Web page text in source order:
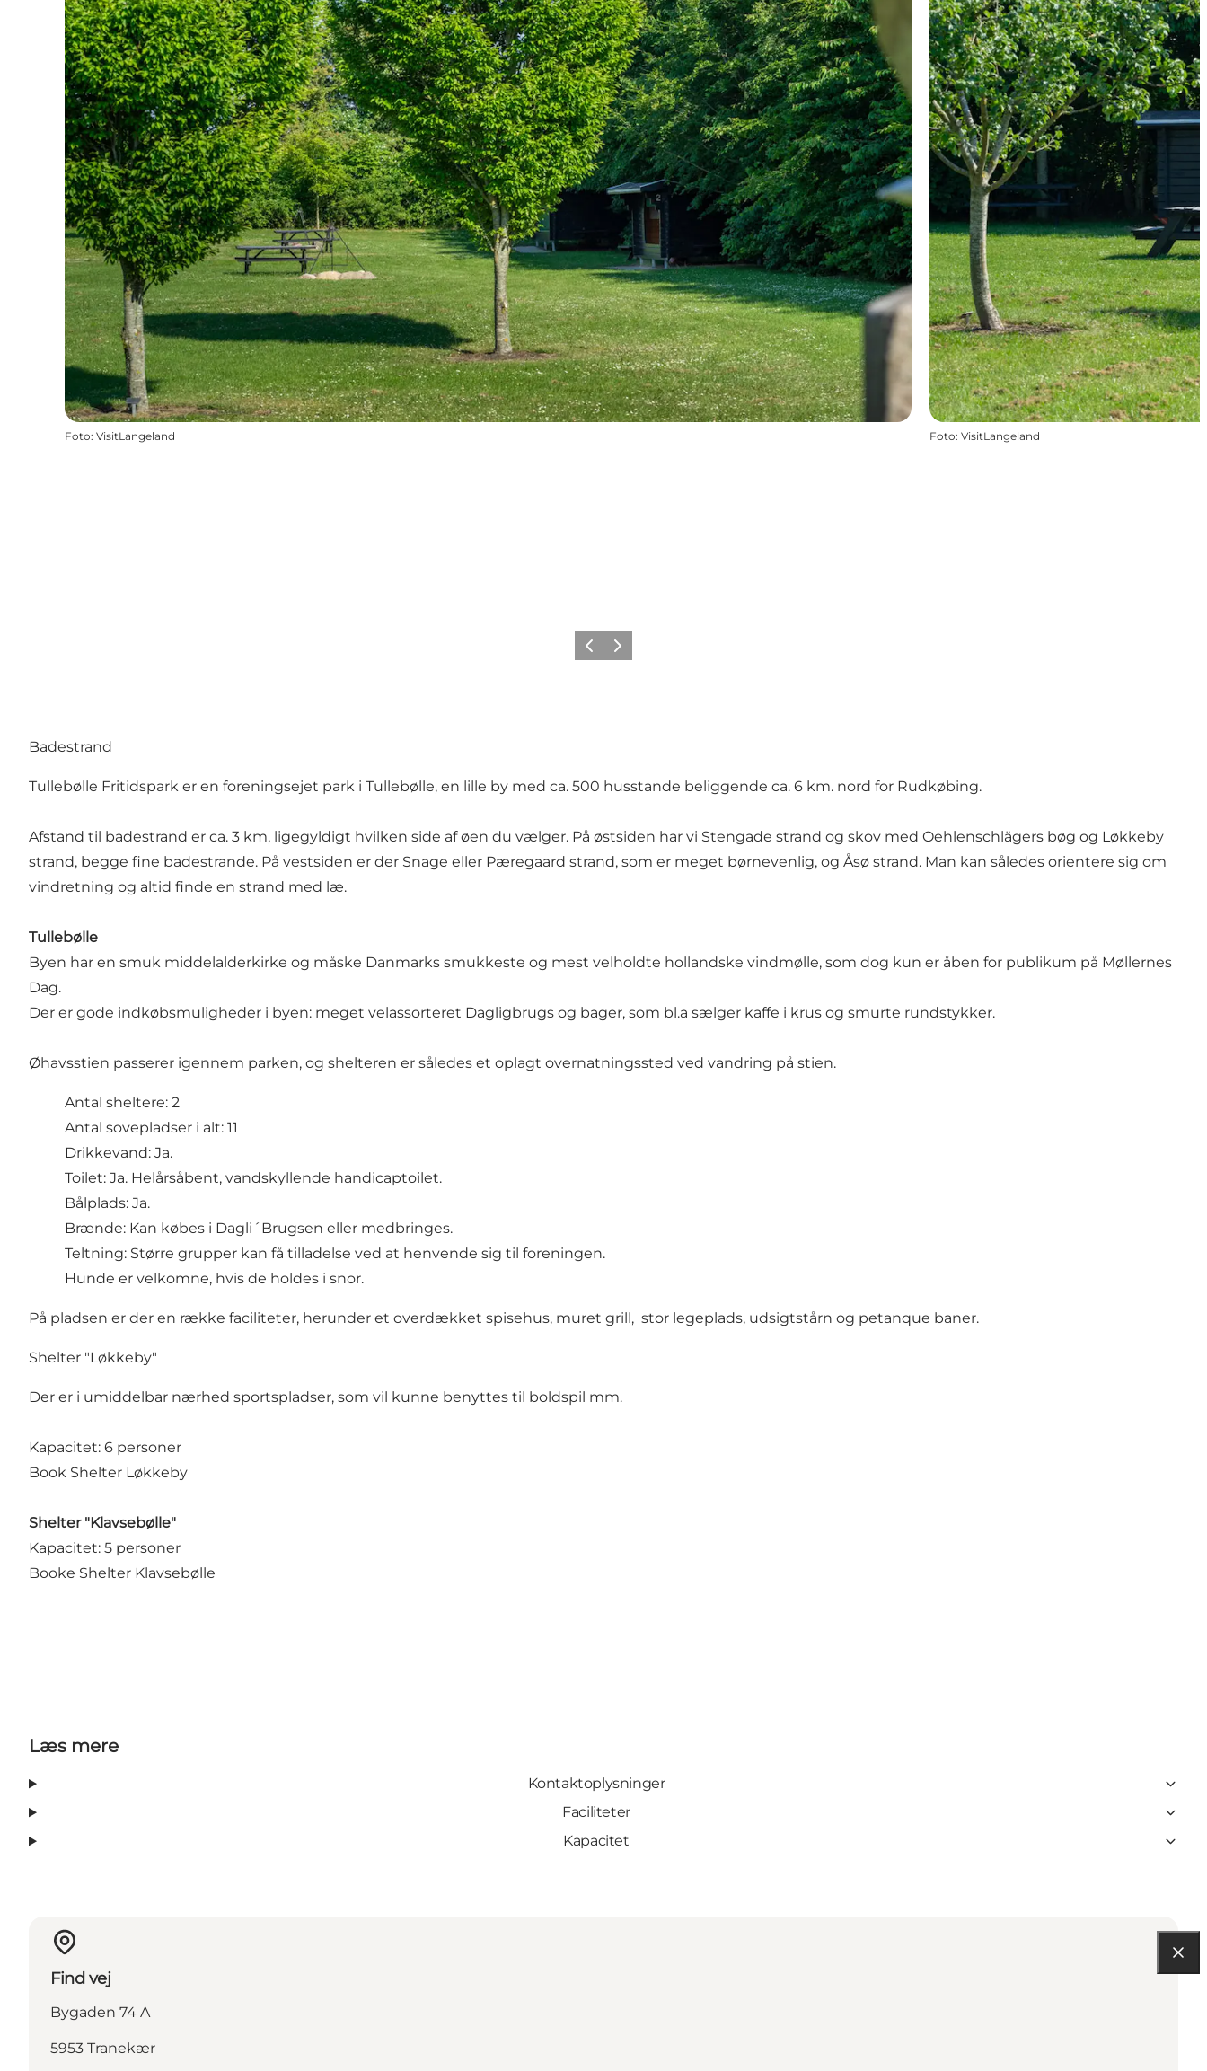
Foto: VisitLangeland Foto: VisitLangeland
ForrigeNæste
Badestrand
Tullebølle Fritidspark er en foreningsejet park i Tullebølle, en lille by med ca. 500 husstande beliggende ca. 6 km. nord for Rudkøbing.
Afstand til badestrand er ca. 3 km, ligegyldigt hvilken side af øen du vælger. På østsiden har vi Stengade strand og skov med Oehlenschlägers bøg og Løkkeby
strand, begge fine badestrande. På vestsiden er der Snage eller Pæregaard strand, som er meget børnevenlig, og Åsø strand. Man kan således orientere sig om
vindretning og altid finde en strand med læ.
Tullebølle
Byen har en smuk middelalderkirke og måske Danmarks smukkeste og mest velholdte hollandske vindmølle, som dog kun er åben for publikum på Møllernes
Dag.
Der er gode indkøbsmuligheder i byen: meget velassorteret Dagligbrugs og bager, som bl.a sælger kaffe i krus og smurte rundstykker.
Øhavsstien passerer igennem parken, og shelteren er således et oplagt overnatningssted ved vandring på stien.
Antal sheltere: 2
Antal sovepladser i alt: 11
Drikkevand: Ja.
Toilet: Ja. Helårsåbent, vandskyllende handicaptoilet.
Bålplads: Ja.
Brænde: Kan købes i Dagli´Brugsen eller medbringes.
Teltning: Større grupper kan få tilladelse ved at henvende sig til foreningen.
Hunde er velkomne, hvis de holdes i snor.
På pladsen er der en række faciliteter, herunder et overdækket spisehus, muret grill, stor legeplads, udsigtstårn og petanque baner.
Shelter "Løkkeby"
Der er i umiddelbar nærhed sportspladser, som vil kunne benyttes til boldspil mm.
Kapacitet: 6 personer
Book Shelter Løkkeby
Shelter "Klavsebølle"
Kapacitet: 5 personer
Booke Shelter Klavsebølle
Læs mere
Kontaktoplysninger
Faciliteter
Kapacitet
Find vej
Bygaden 74 A
5953 Tranekær